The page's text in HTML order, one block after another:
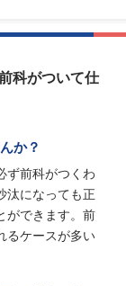
科がついて仕
か？
ず前科がつくわ
汰になっても正
ができます。前
るケースが多い